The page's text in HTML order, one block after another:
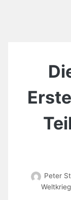
Peter
Weltkrieg